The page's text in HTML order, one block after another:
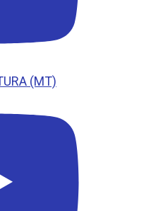
(MT)